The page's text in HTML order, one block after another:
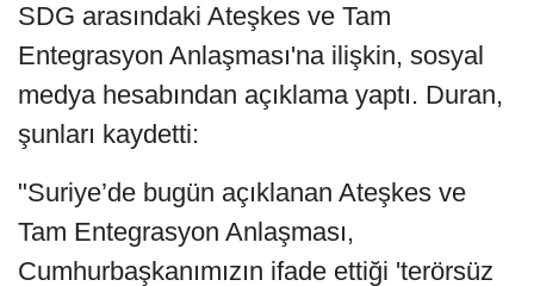
SDG arasındaki Ateşkes ve Tam
Entegrasyon Anlaşması'na ilişkin, sosyal
medya hesabından açıklama yaptı. Duran,
şunları kaydetti:
"Suriye’de bugün açıklanan Ateşkes ve
Tam Entegrasyon Anlaşması,
Cumhurbaşkanımızın ifade ettiği 'terörsüz